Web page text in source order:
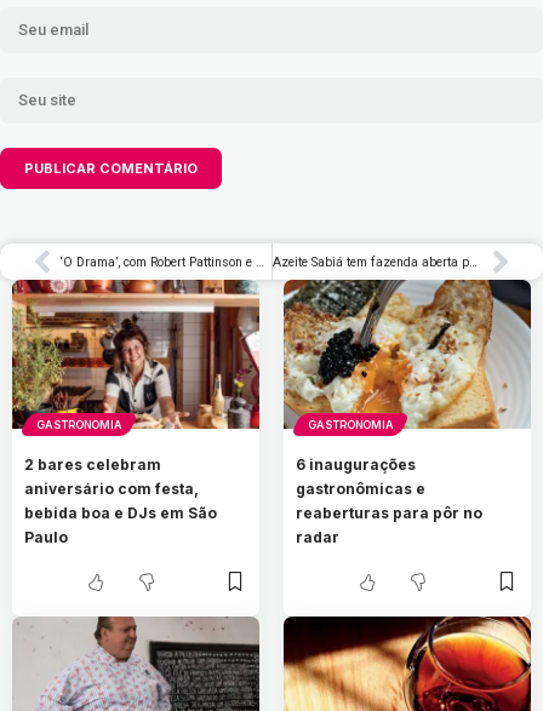
‘O Drama’, com Robert Pattinson e Zendaya, terá sessões especiais antes da estreia – Rolling Stone Brasil Azeite Sabiá tem fazenda aberta para visitação em Santo Antônio do Pinhal
GASTRONOMIA
2 bares celebram
aniversário com festa,
bebida boa e DJs em São
Paulo
GASTRONOMIA
6 inaugurações
gastronômicas e
reaberturas para pôr no
radar